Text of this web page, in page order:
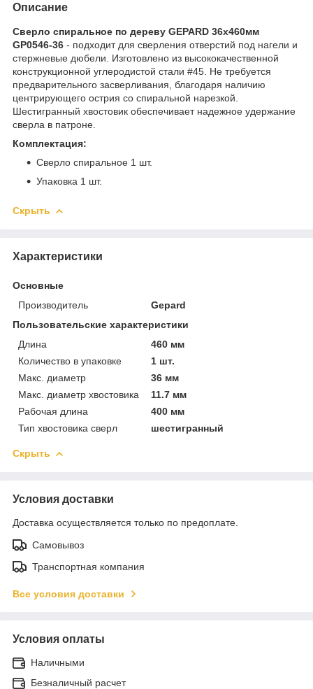
Описание
Сверло спиральное по дереву GEPARD 36x460мм
GP0546-36 - подходит для сверления отверстий под нагели и
стержневые дюбели. Изготовлено из высококачественной
конструкционной углеродистой стали #45. Не требуется
предварительного засверливания, благодаря наличию
центрирующего острия со спиральной нарезкой.
Шестигранный хвостовик обеспечивает надежное удержание
сверла в патроне.
Комплектация:
Сверло спиральное 1 шт.
Упаковка 1 шт.
Скрыть
Характеристики
Основные
Производитель
Gepard
Пользовательские характеристики
Длина
460 мм
Количество в упаковке
1 шт.
Макс. диаметр
36 мм
Макс. диаметр хвостовика
11.7 мм
Рабочая длина
400 мм
Тип хвостовика сверл
шестигранный
Скрыть
Условия доставки
Доставка осуществляется только по предоплате.
Самовывоз
Транспортная компания
Все условия доставки
Условия оплаты
Наличными
Безналичный расчет